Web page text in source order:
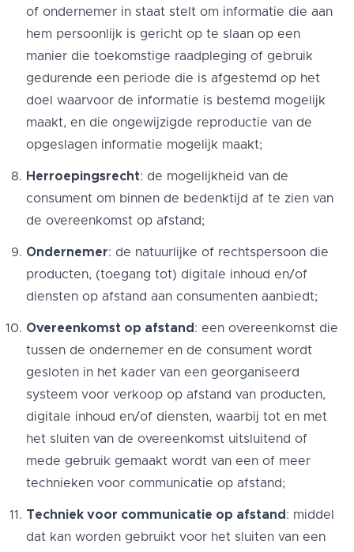
of ondernemer in staat stelt om informatie die aan
hem persoonlijk is gericht op te slaan op een
manier die toekomstige raadpleging of gebruik
gedurende een periode die is afgestemd op het
doel waarvoor de informatie is bestemd mogelijk
maakt, en die ongewijzigde reproductie van de
opgeslagen informatie mogelijk maakt;
Herroepingsrecht: de mogelijkheid van de
consument om binnen de bedenktijd af te zien van
de overeenkomst op afstand;
Ondernemer: de natuurlijke of rechtspersoon die
producten, (toegang tot) digitale inhoud en/of
diensten op afstand aan consumenten aanbiedt;
Overeenkomst op afstand : een overeenkomst die
tussen de ondernemer en de consument wordt
gesloten in het kader van een georganiseerd
systeem voor verkoop op afstand van producten,
digitale inhoud en/of diensten, waarbij tot en met
het sluiten van de overeenkomst uitsluitend of
mede gebruik gemaakt wordt van een of meer
technieken voor communicatie op afstand;
Techniek voor communicatie op afstand : middel
dat kan worden gebruikt voor het sluiten van een